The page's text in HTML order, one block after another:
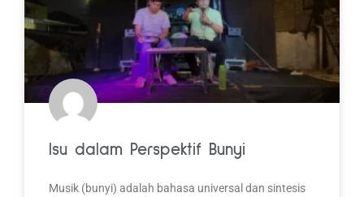
Isu dalam Perspektif Bunyi
Musik (bunyi) adalah bahasa universal dan sintesis